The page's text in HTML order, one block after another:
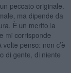
peccato originale.
ma dipende da
È un merito la
mi corrisponde
penso: non c’è
di gente, di niente